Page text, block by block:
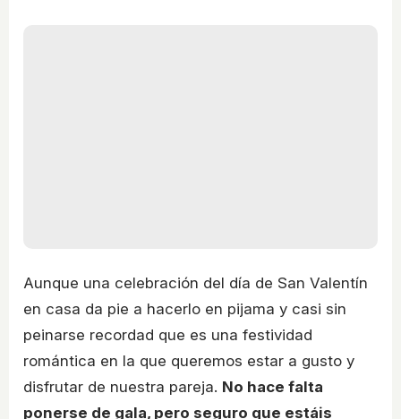
Aunque una celebración del día de San Valentín
en casa da pie a hacerlo en pijama y casi sin
peinarse recordad que es una festividad
romántica en la que queremos estar a gusto y
disfrutar de nuestra pareja. No hace falta
ponerse de gala, pero seguro que estáis